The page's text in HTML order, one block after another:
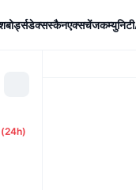
डेक्सस्कैनएक्सचेंजकम्युनिटी
(24h)